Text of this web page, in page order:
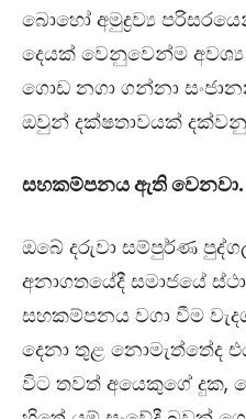
බොහෝ අමුද්‍රව්‍ය
දෙයක් වෙනුවෙන්ම අවශ්‍ය
ගොඩ නගා ගන්නා
ඔවුන් දක්ෂතාවයක්
සහකම්පනය ඇති වෙනවා.
ඔබේ දරුවා සම්පුර්ණ
අනාගතයේදී සමාජයේ
සහකම්පනය වගා වීම
දෙනා තුළ නොමැත්තේද
විට තවත් අයෙකුගේ දුක,